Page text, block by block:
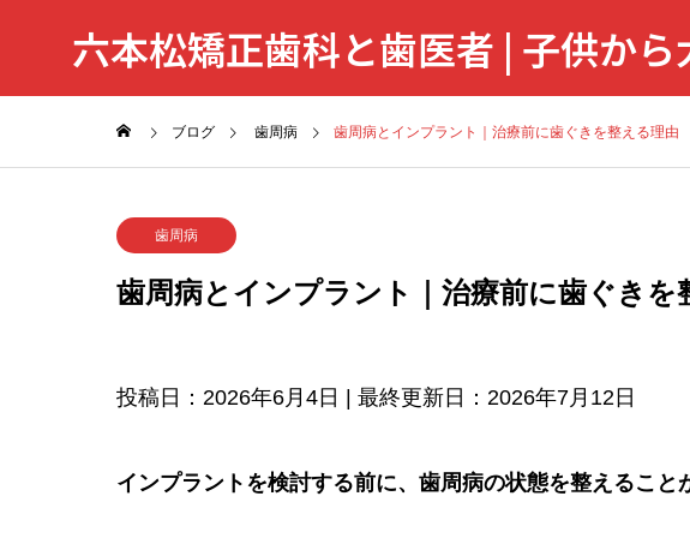
六本松矯正歯科と歯医者 | 子供か24時間
ブログ 歯周病 歯周病とインプラント｜治療前に歯ぐきを整える理由
歯周病
歯周病とインプラント｜治療前に歯ぐきを
投稿日：2026年6月4日 | 最終更新日：2026年7月12日
インプラントを検討する前に、歯周病の状態を整えること